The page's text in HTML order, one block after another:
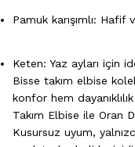
Pamuk karışımlı: Hafif
Keten: Yaz ayları için
Bisse takım elbise
konfor hem
Takım Elbise ile Oran
Kusursuz uyum,